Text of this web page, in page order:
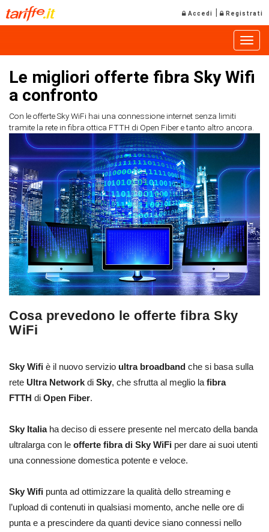
Accedi | Registrati
Le migliori offerte fibra Sky Wifi
a confronto
Con le offerte Sky WiFi hai una connessione internet senza limiti
tramite la rete in fibra ottica FTTH di Open Fiber e tanto altro ancora.
Cosa prevedono le offerte fibra Sky
WiFi
Sky Wifi è il nuovo servizio ultra broadband che si basa sulla
rete Ultra Network di Sky, che sfrutta al meglio la fibra
FTTH di Open Fiber.
Sky Italia ha deciso di essere presente nel mercato della banda
ultralarga con le offerte fibra di Sky WiFi per dare ai suoi utenti
una connessione domestica potente e veloce.
Sky Wifi punta ad ottimizzare la qualità dello streaming e
l’upload di contenuti in qualsiasi momento, anche nelle ore di
punta e a prescindere da quanti device siano connessi nello